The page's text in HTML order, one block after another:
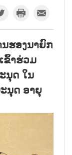
ຮອງນາຍົກ
ຂົ້າຮ່ວມ
ນຸດ ໃນ
ນຸດ ອາຍຸ